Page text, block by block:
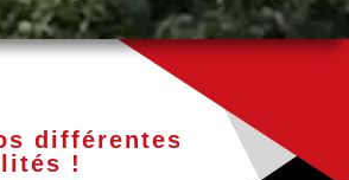
différentes
!